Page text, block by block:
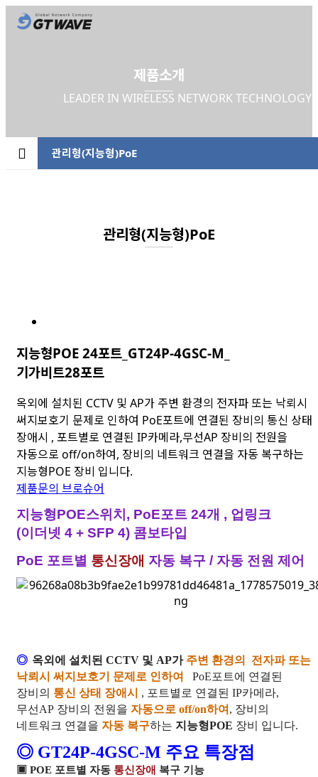
제품소개
LEADER IN WIRELESS NETWORK TECHNOLOGY
관리형(지능형)PoE
관리형(지능형)PoE
지능형POE 24포트_GT24P-4GSC-M_
기가비트28포트
옥외에 설치된 CCTV 및 AP가 주변 환경의 전자파 또는 낙뢰시
써지보호기 문제로 인하여 PoE포트에 연결된 장비의 통신 상태
장애시 , 포트별로 연결된 IP카메라,무선AP 장비의 전원을
자동으로 off/on하여, 장비의 네트워크 연결을 자동 복구하는
지능형POE 장비 입니다.
제품문의 브로슈어
지능형POE스위치, PoE포트 24개 , 업링크
(이더넷 4 + SFP 4) 콤보타입
PoE 포트별 통신장애 자동 복구 / 자동 전원 제어
◎ 옥외에 설치된 CCTV 및 AP가 주변 환경의
전자파 또는
낙뢰시 써지보호기 문제로 인하여 PoE포트에 연결된
장비의 통신 상태 장애시 , 포트별로 연결된 IP카메라,
무선AP 장비의 전원을 자동으로 off/on하여 , 장비의
네트워크 연결을 자동 복구하는 지능형POE 장비 입니다.
◎ GT24P-4GSC-M 주요 특장점
▣ POE 포트별 자동 통신장애 복구 기능